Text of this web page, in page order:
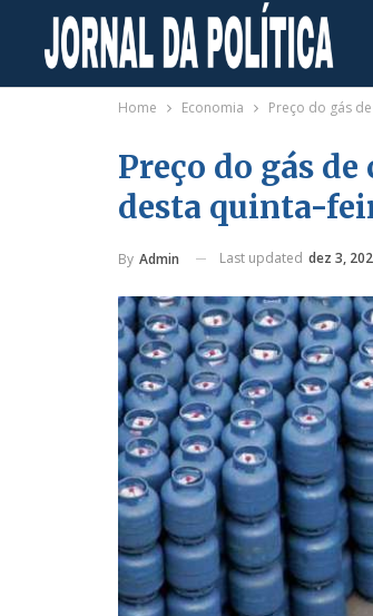
Home Economia Preço do gás
Preço do gás
desta quinta-
By Admin Last updated dez 3,